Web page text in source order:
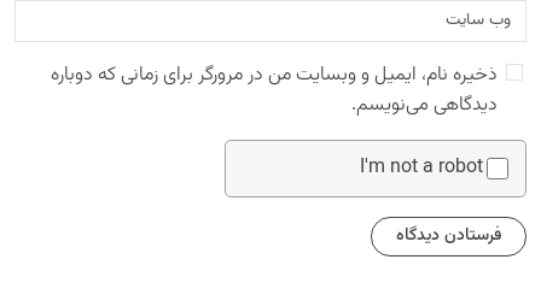
ذخیره نام، ایمیل و وبسایت من در مرورگر برای زمانی که دوباره
دیدگاهی می‌نویسم.
I'm not a robot